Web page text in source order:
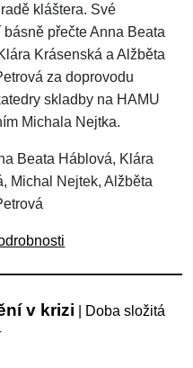
kláštera. Své
přečte Anna Beata
Krásenská a Alžběta
za doprovodu
skladby na HAMU
Michala Nejtka.
Beata Háblová, Klára
Michal Nejtek, Alžběta
v krizi | Doba složitá